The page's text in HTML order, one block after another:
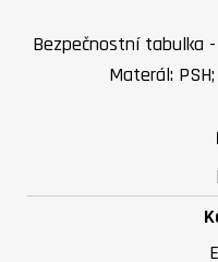
Bezpečnostní tabulka
Materál: